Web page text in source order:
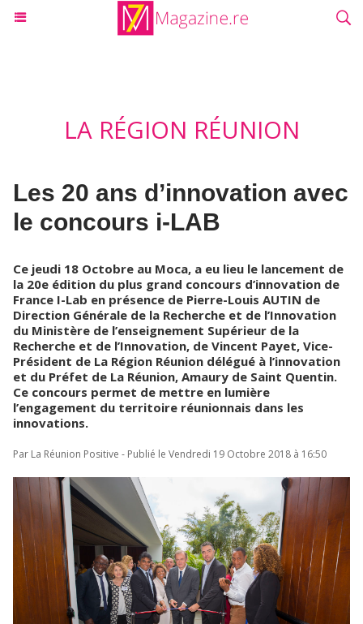
LA RÉGION RÉUNION
Les 20 ans d’innovation avec
le concours i-LAB
Ce jeudi 18 Octobre au Moca, a eu lieu le lancement de
la 20e édition du plus grand concours d’innovation de
France I-Lab en présence de Pierre-Louis AUTIN de
Direction Générale de la Recherche et de l’Innovation
du Ministère de l’enseignement Supérieur de la
Recherche et de l’Innovation, de Vincent Payet, Vice-
Président de La Région Réunion délégué à l’innovation
et du Préfet de La Réunion, Amaury de Saint Quentin.
Ce concours permet de mettre en lumière
l’engagement du territoire réunionnais dans les
innovations.
Par La Réunion Positive - Publié le Vendredi 19 Octobre 2018 à 16:50